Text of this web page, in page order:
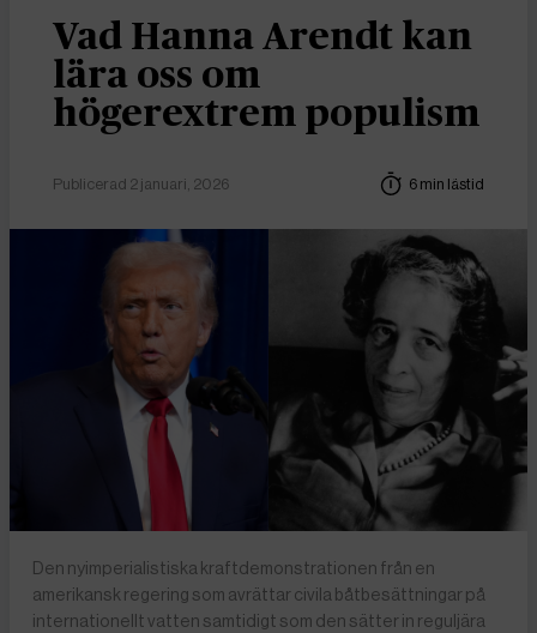
Vad Hanna Arendt kan
lära oss om
högerextrem populism
Publicerad 2 januari, 2026 6 min lästid
Den nyimperialistiska kraftdemonstrationen från en
amerikansk regering som avrättar civila båtbesättningar på
internationellt vatten samtidigt som den sätter in reguljära